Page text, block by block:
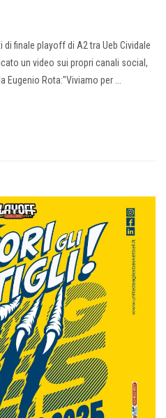
finale playoff di A2 tra Ueb Cividale
un video sui propri canali social,
Rota:"Viviamo per ...